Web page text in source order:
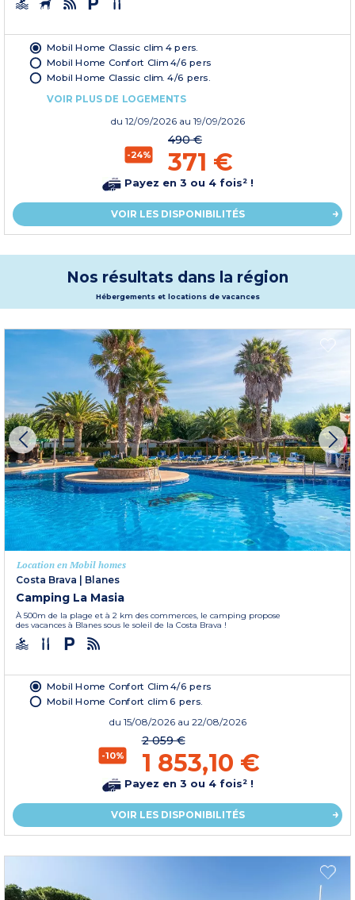
Mobil Home Classic clim 4 pers.
Mobil Home Confort Clim 4/6 pers
Mobil Home Classic clim. 4/6 pers.
VOIR PLUS DE LOGEMENTS
du 12/09/2026 au 19/09/2026
-24%
490 €
371 €
Payez en 3 ou 4 fois² !
VOIR LES DISPONIBILITÉS
Nos résultats dans la région
Hébergements et locations de vacances
Location en Mobil homes
Costa Brava | Blanes
Camping La Masia
À 500m de la plage et à 2 km des commerces, le camping propose
des vacances à Blanes sous le soleil de la Costa Brava !
Mobil Home Confort Clim 4/6 pers
Mobil Home Confort clim 6 pers.
du 15/08/2026 au 22/08/2026
-10%
2 059 €
1 853,10 €
Payez en 3 ou 4 fois² !
VOIR LES DISPONIBILITÉS